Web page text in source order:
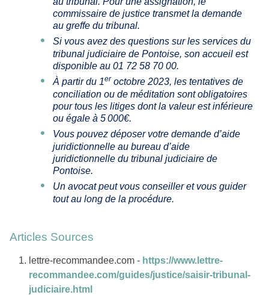
commissaire de justice transmet la demande
au greffe du tribunal.
Si vous avez des questions sur les services du
tribunal judiciaire de Pontoise, son accueil est
disponible au 01 72 58 70 00.
À partir du 1er octobre 2023, les tentatives de
conciliation ou de méditation sont obligatoires
pour tous les litiges dont la valeur est inférieure
ou égale à 5 000€.
Vous pouvez déposer votre demande d’aide
juridictionnelle au bureau d’aide
juridictionnelle du tribunal judiciaire de
Pontoise.
Un avocat peut vous conseiller et vous guider
tout au long de la procédure.
Articles Sources
lettre-recommandee.com - https://www.lettre-
recommandee.com/guides/justice/saisir-tribunal-
judiciaire.html